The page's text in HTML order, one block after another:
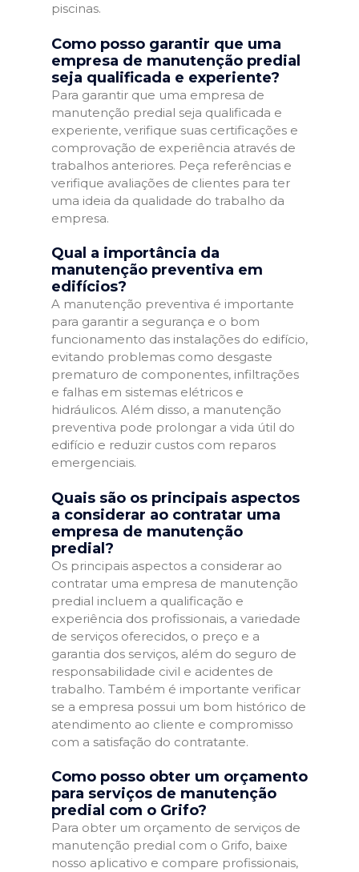
piscinas.
Como posso garantir que uma
empresa de manutenção predial
seja qualificada e experiente?
Para garantir que uma empresa de
manutenção predial seja qualificada e
experiente, verifique suas certificações e
comprovação de experiência através de
trabalhos anteriores. Peça referências e
verifique avaliações de clientes para ter
uma ideia da qualidade do trabalho da
empresa.
Qual a importância da
manutenção preventiva em
edifícios?
A manutenção preventiva é importante
para garantir a segurança e o bom
funcionamento das instalações do edifício,
evitando problemas como desgaste
prematuro de componentes, infiltrações
e falhas em sistemas elétricos e
hidráulicos. Além disso, a manutenção
preventiva pode prolongar a vida útil do
edifício e reduzir custos com reparos
emergenciais.
Quais são os principais aspectos
a considerar ao contratar uma
empresa de manutenção
predial?
Os principais aspectos a considerar ao
contratar uma empresa de manutenção
predial incluem a qualificação e
experiência dos profissionais, a variedade
de serviços oferecidos, o preço e a
garantia dos serviços, além do seguro de
responsabilidade civil e acidentes de
trabalho. Também é importante verificar
se a empresa possui um bom histórico de
atendimento ao cliente e compromisso
com a satisfação do contratante.
Como posso obter um orçamento
para serviços de manutenção
predial com o Grifo?
Para obter um orçamento de serviços de
manutenção predial com o Grifo, baixe
nosso aplicativo e compare profissionais,